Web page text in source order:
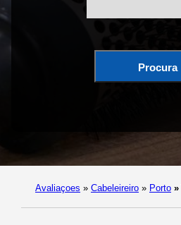
Procura
Avaliaçoes » Cabeleireiro » Porto »